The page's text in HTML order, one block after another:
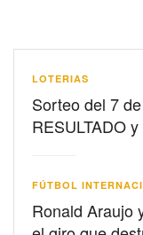
LOTERIAS
Sorteo del 7
RESULTADO
FÚTBOL
Ronald Araujo